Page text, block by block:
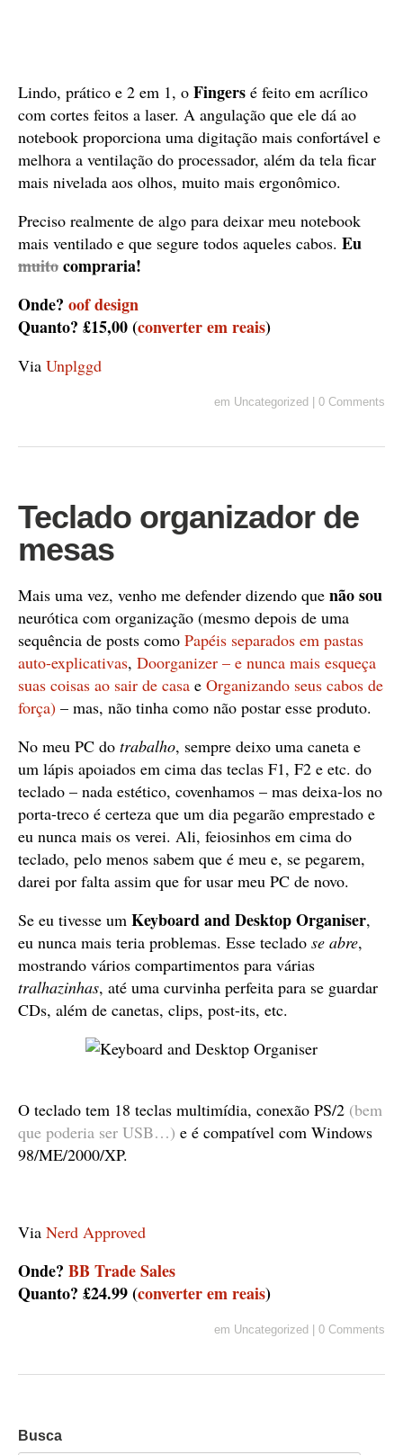
Lindo, prático e 2 em 1, o Fingers é feito em acrílico
com cortes feitos a laser. A angulação que ele dá ao
notebook proporciona uma digitação mais confortável e
melhora a ventilação do processador, além da tela ficar
mais nivelada aos olhos, muito mais ergonômico.
Preciso realmente de algo para deixar meu notebook
mais ventilado e que segure todos aqueles cabos. Eu
muitocompraria!
Onde? oof design
Quanto? £15,00 (converter em reais)
Via Unplggd
em Uncategorized 0 Comments
Teclado organizador de
mesas
Mais uma vez, venho me defender dizendo que não sou
neurótica com organização (mesmo depois de uma
sequência de posts como Papéis separados em pastas
auto-explicativas, Doorganizer – e nunca mais esqueça
suas coisas ao sair de casa e Organizando seus cabos de
força) – mas, não tinha como não postar esse produto.
No meu PC do trabalho, sempre deixo uma caneta e
um lápis apoiados em cima das teclas F1, F2 e etc. do
teclado – nada estético, covenhamos – mas deixa-los no
porta-treco é certeza que um dia pegarão emprestado e
eu nunca mais os verei. Ali, feiosinhos em cima do
teclado, pelo menos sabem que é meu e, se pegarem,
darei por falta assim que for usar meu PC de novo.
Se eu tivesse um Keyboard and Desktop Organiser,
eu nunca mais teria problemas. Esse teclado se abre,
mostrando vários compartimentos para várias
tralhazinhas, até uma curvinha perfeita para se guardar
CDs, além de canetas, clips, post-its, etc.
O teclado tem 18 teclas multimídia, conexão PS/2 (bem
que poderia ser USB…) e é compatível com Windows
98/ME/2000/XP.
Via Nerd Approved
Onde? BB Trade Sales
Quanto? £24.99 (converter em reais)
em Uncategorized 0 Comments
Busca